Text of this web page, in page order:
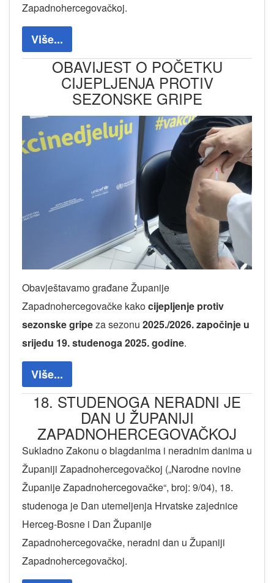
Zapadnohercegovačkoj.
Više...
OBAVIJEST O POČETKU
CIJEPLJENJA PROTIV
SEZONSKE GRIPE
Obavještavamo građane Županije
Zapadnohercegovačke kakocijepljenje protiv
sezonske gripeza sezonu 2025./2026. započinje u
srijedu 19. studenoga 2025. godine.
Više...
18. STUDENOGA NERADNI JE
DAN U ŽUPANIJI
ZAPADNOHERCEGOVAČKOJ
Sukladno Zakonu o blagdanima i neradnim danima u
Županiji Zapadnohercegovačkoj („Narodne novine
Županije Zapadnohercegovačke“, broj: 9/04), 18.
studenoga je Dan utemeljenja Hrvatske zajednice
Herceg-Bosne i Dan Županije
Zapadnohercegovačke, neradni dan u Županiji
Zapadnohercegovačkoj.